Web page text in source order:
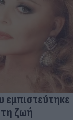
εμπιστεύτηκε
τη ζωή